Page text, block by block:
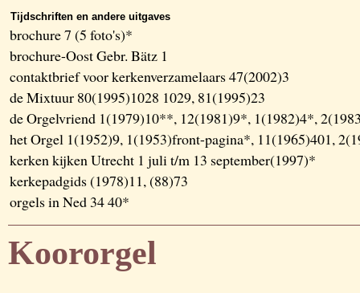
Tijdschriften en andere uitgaves
brochure 7 (5 foto's)*
brochure-Oost Gebr. Bätz 1
contaktbrief voor kerkenverzamelaars 47(2002)3
de Mixtuur 80(1995)1028 1029, 81(1995)23
de Orgelvriend 1(1979)10**, 12(1981)9*, 1(1982)4*,
het Orgel 1(1952)9, 1(1953)front-pagina*, 11(1965)401,
kerken kijken Utrecht 1 juli t/m 13 september(1997)*
kerkepadgids (1978)11, (88)73
orgels in Ned 34 40*
Koororgel